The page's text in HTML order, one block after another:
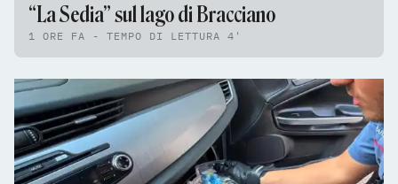
“La Sedia” sul lago di Bracciano
1 ORE FA - TEMPO DI LETTURA 4'